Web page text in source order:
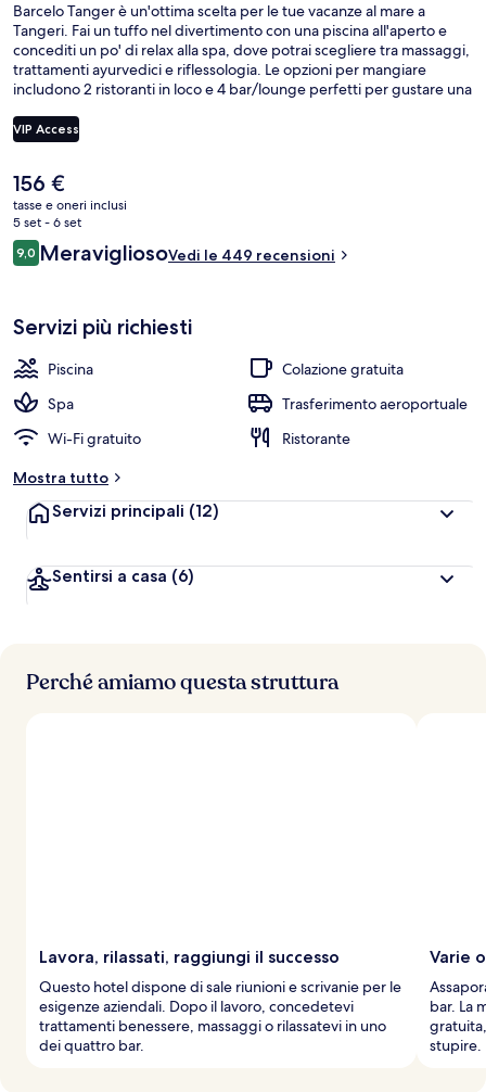
Barcelo Tanger è un'ottima scelta per le tue vacanze al mare a
Tangeri. Fai un tuffo nel divertimento con una piscina all'aperto e
concediti un po' di relax alla spa, dove potrai scegliere tra massaggi,
trattamenti ayurvedici e riflessologia. Le opzioni per mangiare
includono 2 ristoranti in loco e 4 bar/lounge perfetti per gustare una
una palestra aperta giorno e notte, una terrazza e un giardino. Le
recensioni dei viaggiatori lodano il personale gentile e le condizioni
VIP Access
Il
prezzo
attuale
è
156 €
156 €
tasse e oneri inclusi
5 set - 6 set
Recensioni
9,09,0 su 10
MeravigliosoVedi le 449 recensioni
Servizi più richiesti
Piscina
Colazione gratuita
Spa
Trasferimento aeroportuale
Wi-Fi gratuito
Ristorante
Mostra tutto
Servizi principali (12)
Sentirsi a casa (6)
Perché amiamo questa struttura
Lavora, rilassati, raggiungi il successo
Questo hotel dispone di sale riunioni e scrivanie per le
esigenze aziendali. Dopo il lavoro, concedetevi
trattamenti benessere, massaggi o rilassatevi in uno
dei quattro bar.
Varie
bar. La
stupire.